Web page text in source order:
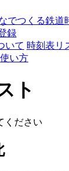
でつくる鉄道
録
いて 時刻表リ
使い方
ト
ください